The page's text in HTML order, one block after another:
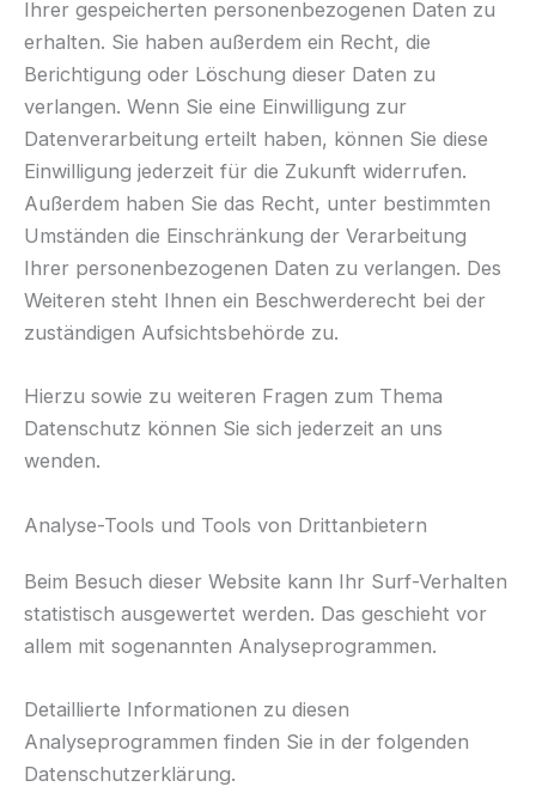
Ihrer gespeicherten personenbezogenen Daten zu
erhalten. Sie haben außerdem ein Recht, die
Berichtigung oder Löschung dieser Daten zu
verlangen. Wenn Sie eine Einwilligung zur
Datenverarbeitung erteilt haben, können Sie diese
Einwilligung jederzeit für die Zukunft widerrufen.
Außerdem haben Sie das Recht, unter bestimmten
Umständen die Einschränkung der Verarbeitung
Ihrer personenbezogenen Daten zu verlangen. Des
Weiteren steht Ihnen ein Beschwerderecht bei der
zuständigen Aufsichtsbehörde zu.
Hierzu sowie zu weiteren Fragen zum Thema
Datenschutz können Sie sich jederzeit an uns
wenden.
Analyse-Tools und Tools von Dritt­anbietern
Beim Besuch dieser Website kann Ihr Surf-Verhalten
statistisch ausgewertet werden. Das geschieht vor
allem mit sogenannten Analyseprogrammen.
Detaillierte Informationen zu diesen
Analyseprogrammen finden Sie in der folgenden
Datenschutzerklärung.